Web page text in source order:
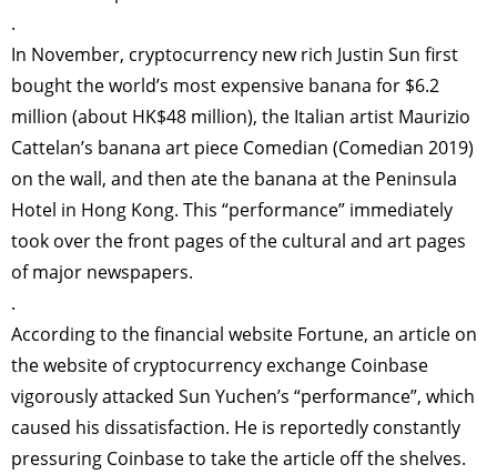
.
In November, cryptocurrency new rich Justin Sun first
bought the world’s most expensive banana for $6.2
million (about HK$48 million), the Italian artist Maurizio
Cattelan’s banana art piece Comedian (Comedian 2019)
on the wall, and then ate the banana at the Peninsula
Hotel in Hong Kong. This “performance” immediately
took over the front pages of the cultural and art pages
of major newspapers.
.
According to the financial website Fortune, an article on
the website of cryptocurrency exchange Coinbase
vigorously attacked Sun Yuchen’s “performance”, which
caused his dissatisfaction. He is reportedly constantly
pressuring Coinbase to take the article off the shelves.